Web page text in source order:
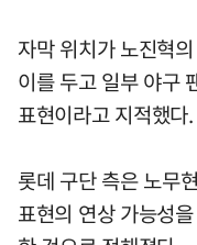
자막 위치가 노진혁
이를 두고 일부 야구
표현이라고 지적했다.
롯데 구단 측은 노무
표현의 연상 가능성